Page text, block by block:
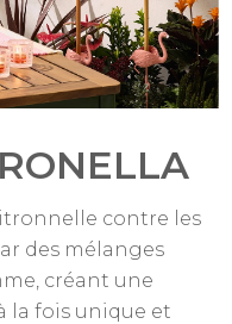
contre les
des mélanges
créant une
la fois unique et